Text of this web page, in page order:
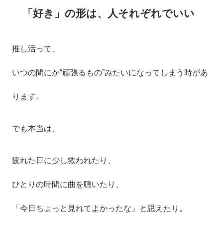
「好き」の形は、人それぞれでいい
推し活って、
いつの間にか“頑張るもの”みたいになってしまう時があ
ります。
でも本当は、
疲れた日に少し救われたり、
ひとりの時間に曲を聴いたり、
「今日ちょっと見れてよかったな」と思えたり。